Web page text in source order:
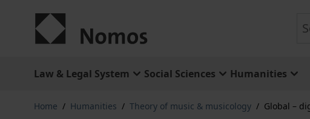
Law & Legal System Social Sciences Humanities
Home / Humanities / Theory of music & musicology / Global –